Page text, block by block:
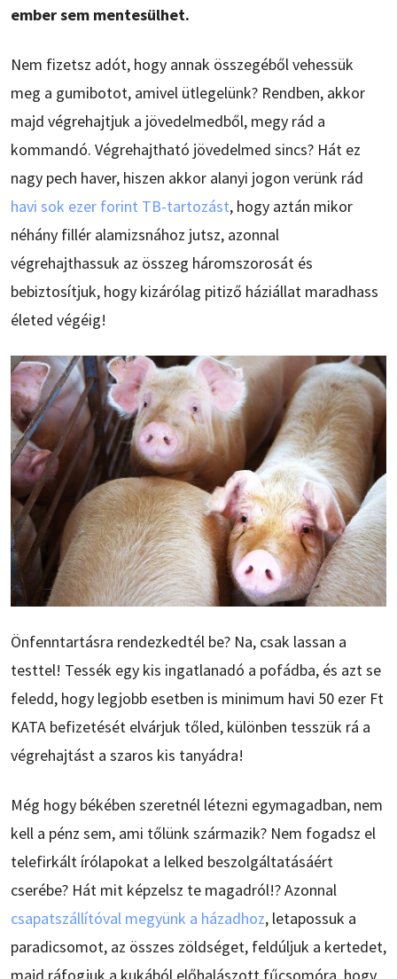
ember sem mentesülhet.
Nem fizetsz adót, hogy annak összegéből vehessük
meg a gumibotot, amivel ütlegelünk? Rendben, akkor
majd végrehajtjuk a jövedelmedből, megy rád a
kommandó. Végrehajtható jövedelmed sincs? Hát ez
nagy pech haver, hiszen akkor alanyi jogon verünk rád
havi sok ezer forint TB-tartozást, hogy aztán mikor
néhány fillér alamizsnához jutsz, azonnal
végrehajthassuk az összeg háromszorosát és
bebiztosítjuk, hogy kizárólag pitiző háziállat maradhass
életed végéig!
Önfenntartásra rendezkedtél be? Na, csak lassan a
testtel! Tessék egy kis ingatlanadó a pofádba, és azt se
feledd, hogy legjobb esetben is minimum havi 50 ezer Ft
KATA befizetését elvárjuk tőled, különben tesszük rá a
végrehajtást a szaros kis tanyádra!
Még hogy békében szeretnél létezni egymagadban, nem
kell a pénz sem, ami tőlünk származik? Nem fogadsz el
telefirkált írólapokat a lelked beszolgáltatásáért
cserébe? Hát mit képzelsz te magadról!? Azonnal
csapatszállítóval megyünk a házadhoz, letapossuk a
paradicsomot, az összes zöldséget, feldúljuk a kertedet,
majd ráfogjuk a kukából előhalászott fűcsomóra, hogy